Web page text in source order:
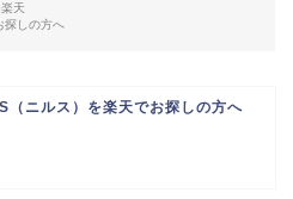
天
探しの方へ
（ニルス）を楽天でお探しの方へ